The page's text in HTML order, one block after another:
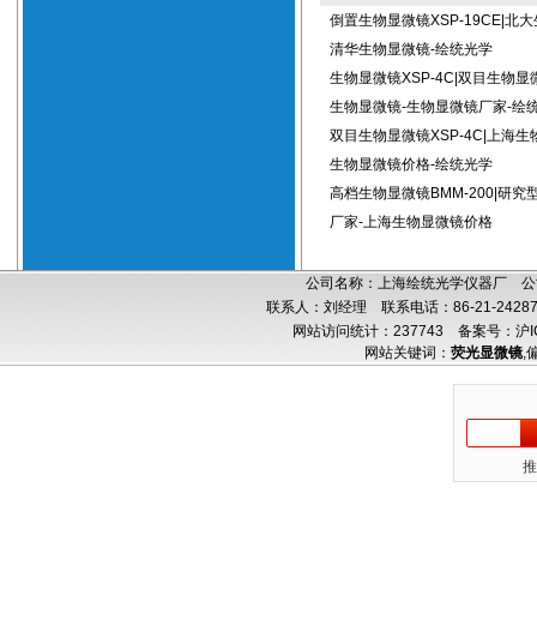
倒置生物显微镜XSP-19CE|北大
清华生物显微镜-绘统光学
生物显微镜XSP-4C|双目生物显
生物显微镜-生物显微镜厂家-绘
双目生物显微镜XSP-4C|上海生
生物显微镜价格-绘统光学
高档生物显微镜BMM-200|研究
厂家-上海生物显微镜价格
公司名称：上海绘统光学仪器厂
联系人：刘经理 联系电话：86-21-
网站访问统计：237743 备案号：沪
网站关键词： 荧光显微镜,